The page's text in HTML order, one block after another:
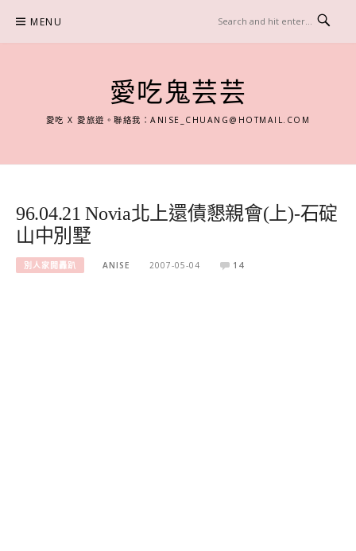
content
MENU
愛吃鬼芸芸
愛吃 X 愛旅遊。聯絡我：ANISE_CHUANG@HOTMAIL.COM
96.04.21 Novia北上還債懇親會(上)-石碇
山中別墅
別人家開轟趴 ANISE 2007-05-04 14